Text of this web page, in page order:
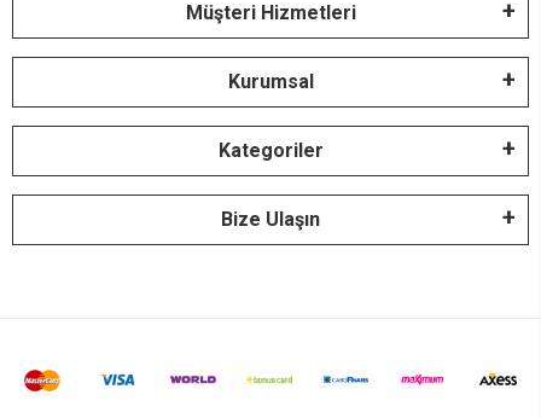
Müşteri Hizmetleri
Kurumsal
Kategoriler
Bize Ulaşın